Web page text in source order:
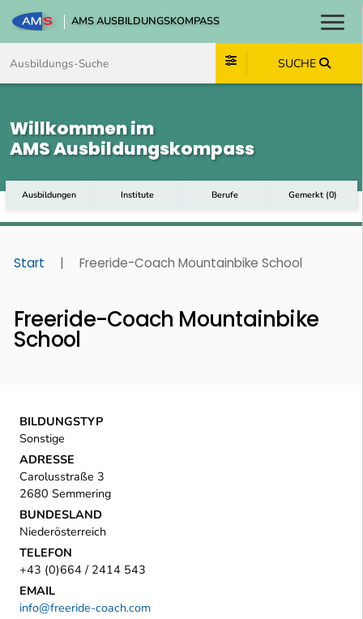
AMS AUSBILDUNGSKOMPASS
SUCHE
Willkommen im
AMS Ausbildungskompass
Ausbildungen Institute Berufe Gemerkt (0)
Start | Freeride-Coach Mountainbike School
Freeride-Coach Mountainbike
School
BILDUNGSTYP
Sonstige
ADRESSE
Carolusstraße 3
2680 Semmering
BUNDESLAND
Niederösterreich
TELEFON
+43 (0)664 / 2414 543
EMAIL
info@freeride-coach.com